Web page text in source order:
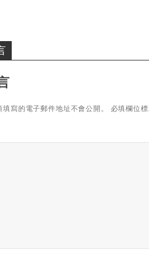
寫的電子郵件地址不會公開。 必填欄位